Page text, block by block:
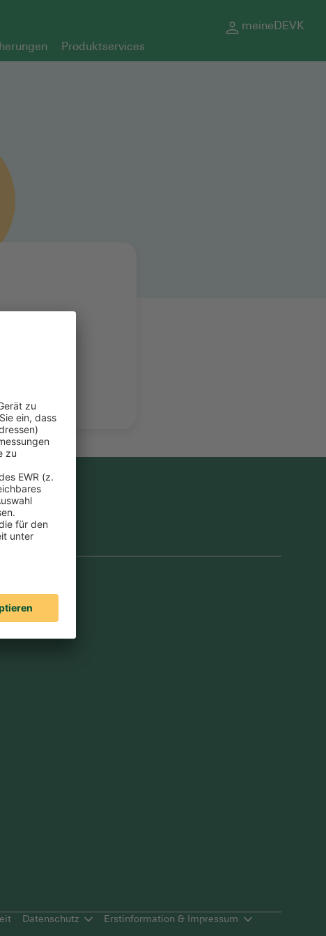
meineDEVK
Produktservices
Datenschutz Erstinformation & Impressum